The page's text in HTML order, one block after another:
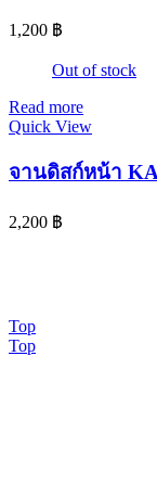
1,200 ฿
Out of stock
Read more
Quick View
จานดิสก์หน้า
2,200 ฿
Top
Top